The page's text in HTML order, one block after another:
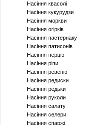
Насіння квасолі
Насіння кукурудзи
Насіння моркви
Насіння огірків
Насіння пастернаку
Насіння патисонів
Насіння перцю
Насіння ріпи
Насіння ревеню
Насіння редиски
Насіння редьки
Насіння руколи
Насіння салату
Насіння селери
Насіння спаржі